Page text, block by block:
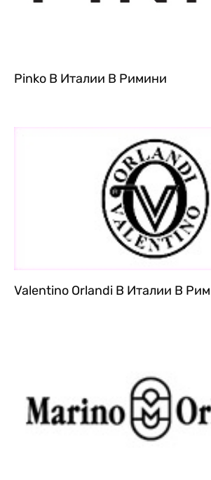
Pinko В Италии В Римини
Valentino Orlandi В Италии В